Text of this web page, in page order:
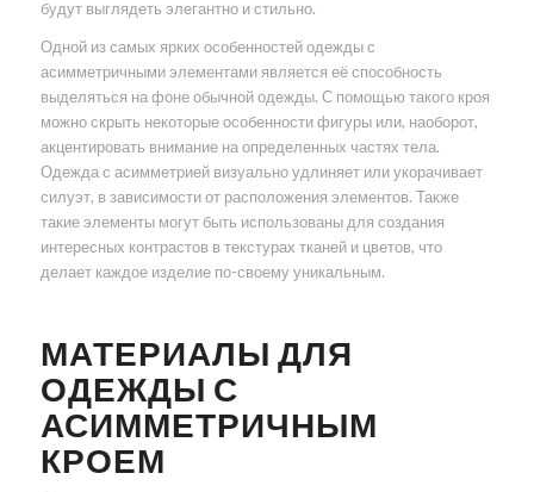
будут выглядеть элегантно и стильно.
Одной из самых ярких особенностей одежды с
асимметричными элементами является её способность
выделяться на фоне обычной одежды. С помощью такого кроя
можно скрыть некоторые особенности фигуры или, наоборот,
акцентировать внимание на определенных частях тела.
Одежда с асимметрией визуально удлиняет или укорачивает
силуэт, в зависимости от расположения элементов. Также
такие элементы могут быть использованы для создания
интересных контрастов в текстурах тканей и цветов, что
делает каждое изделие по-своему уникальным.
МАТЕРИАЛЫ ДЛЯ
ОДЕЖДЫ С
АСИММЕТРИЧНЫМ
КРОЕМ